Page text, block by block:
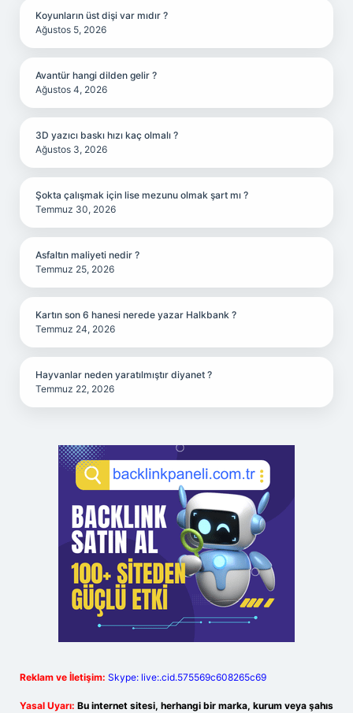
Koyunların üst dişi var mıdır ?
Ağustos 5, 2026
Avantür hangi dilden gelir ?
Ağustos 4, 2026
3D yazıcı baskı hızı kaç olmalı ?
Ağustos 3, 2026
Şokta çalışmak için lise mezunu olmak şart mı ?
Temmuz 30, 2026
Asfaltın maliyeti nedir ?
Temmuz 25, 2026
Kartın son 6 hanesi nerede yazar Halkbank ?
Temmuz 24, 2026
Hayvanlar neden yaratılmıştır diyanet ?
Temmuz 22, 2026
Reklam ve İletişim: Skype: live:.cid.575569c608265c69
Yasal Uyarı: Bu internet sitesi, herhangi bir marka, kurum veya şahıs